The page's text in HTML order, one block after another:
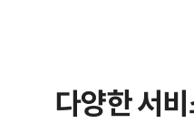
다양한 서